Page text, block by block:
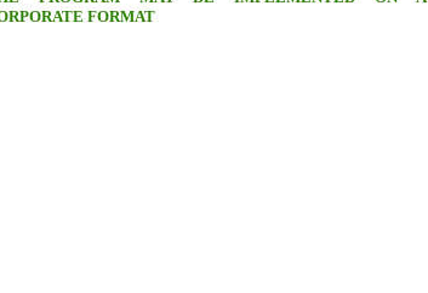
FORMAT